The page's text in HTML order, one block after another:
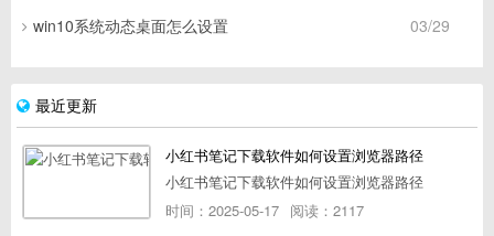
03/29
win10系统动态桌面怎么设置
最近更新
小红书笔记下载软件如何设置浏览器路径
小红书笔记下载软件如何设置浏览器路径
时间：2025-05-17 阅读：2117